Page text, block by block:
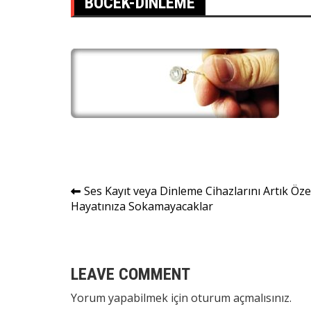
Yazı
gezinmesi
Ses Kayıt veya Dinleme Cihazlarını Artık
Hayatınıza Sokamayacaklar
LEAVE COMMENT
Yorum yapabilmek için oturum açmalısınız.